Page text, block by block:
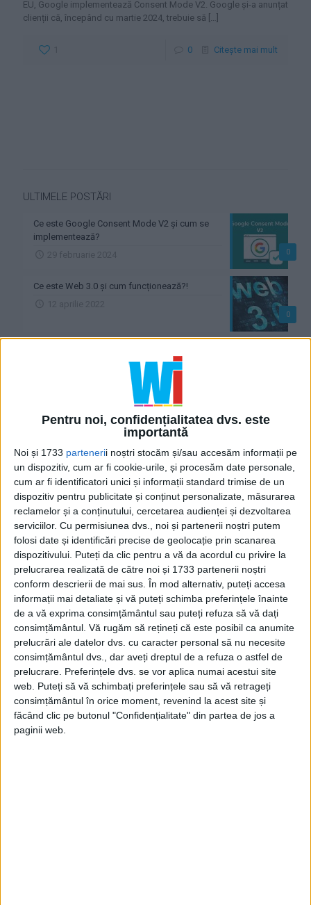
Pentru noi, confidențialitatea dvs. este
importantă
Noi și 1733 partenerii noștri stocăm și/sau accesăm informații pe
un dispozitiv, cum ar fi cookie-urile, și procesăm date personale,
cum ar fi identificatori unici și informații standard trimise de un
dispozitiv pentru publicitate și conținut personalizate, măsurarea
reclamelor și a conținutului, cercetarea audienței și dezvoltarea
serviciilor. Cu permisiunea dvs., noi și partenerii noștri putem
folosi date și identificări precise de geolocație prin scanarea
dispozitivului. Puteți da clic pentru a vă da acordul cu privire la
prelucrarea realizată de către noi și 1733 partenerii noștri
conform descrierii de mai sus. În mod alternativ, puteți accesa
informații mai detaliate și vă puteți schimba preferințele înainte
de a vă exprima consimțământul sau puteți refuza să vă dați
consimțământul. Vă rugăm să rețineți că este posibil ca anumite
prelucrări ale datelor dvs. cu caracter personal să nu necesite
consimțământul dvs., dar aveți dreptul de a refuza o astfel de
prelucrare. Preferințele dvs. se vor aplica numai acestui site
web. Puteți să vă schimbați preferințele sau să vă retrageți
consimțământul în orice moment, revenind la acest site și
făcând clic pe butonul "Confidențialitate" din partea de jos a
paginii web.
EU, Google implementează Consent Mode V2. Google și-a anunțat
clienții că, începând cu martie 2024, trebuie să […]
0 Citește mai mult
ULTIMELE POSTĂRI
0
Ce este Google Consent Mode V2 și cum se
implementează?
0
Ce este Web 3.0 și cum funcționează?!
30 ianuarie 2020
0
Ce este frontend !?
28 ianuarie 2020
Ce este backend !?
28 ianuarie 2020
0
Ce este un framework !?
27 ianuarie 2020
Ce este un API (Application Programming
Interface) !?
24 ianuarie 2020
Ce este conținutul web (web content) !?